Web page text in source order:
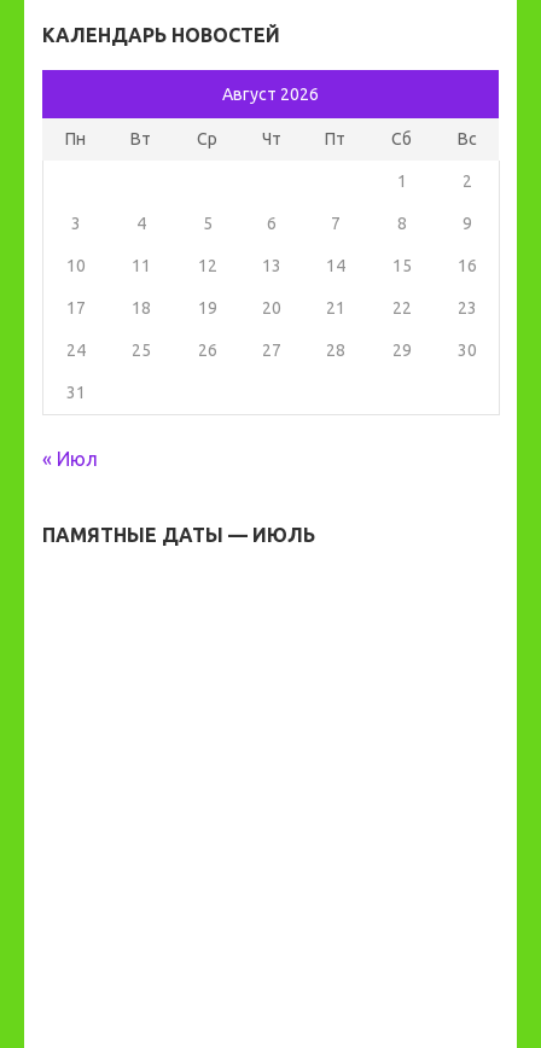
КАЛЕНДАРЬ НОВОСТЕЙ
Август 2026
Пн Вт Ср Чт Пт Сб Вс
1 2
3 4 5 6 7 8 9
10 11 12 13 14 15 16
17 18 19 20 21 22 23
24 25 26 27 28 29 30
31
« Июл
ПАМЯТНЫЕ ДАТЫ — ИЮЛЬ